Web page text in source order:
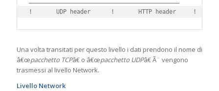
Una volta transitati per questo livello i dati prendono il nome di
â€œpacchetto TCPâ€ o â€œpacchetto UDPâ€ Ã¨ vengono
trasmessi al livello Network.
Livello Network